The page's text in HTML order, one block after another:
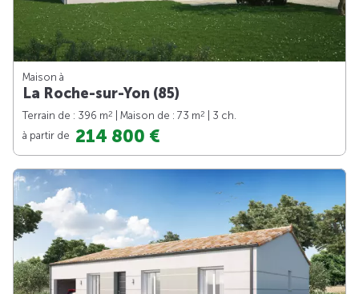
Maison à
La Roche-sur-Yon (85)
Terrain de : 396 m2 | Maison de : 73 m2
| 3 ch.
à partir de 214 800 €